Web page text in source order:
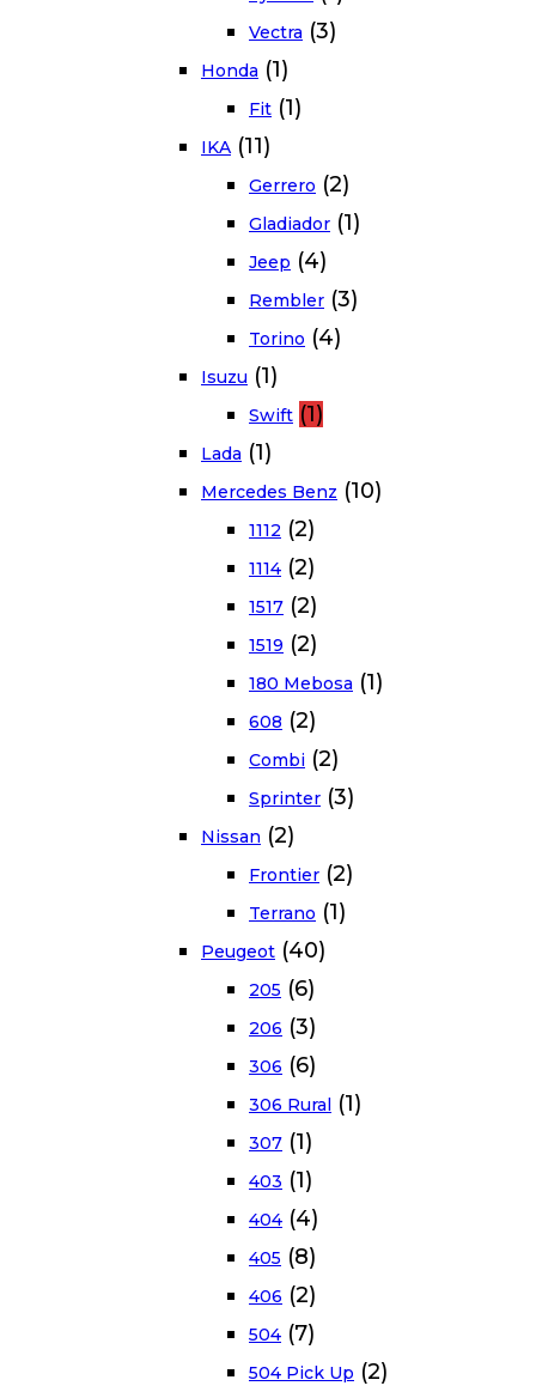
Vectra (3)
Honda (1)
Fit (1)
IKA (11)
Gerrero (2)
Gladiador (1)
Jeep (4)
Rembler (3)
Torino (4)
Isuzu (1)
Swift (1)
Lada (1)
Mercedes Benz (10)
1112 (2)
1114 (2)
1517 (2)
1519 (2)
180 Mebosa (1)
608 (2)
Combi (2)
Sprinter (3)
Nissan (2)
Frontier (2)
Terrano (1)
Peugeot (40)
205 (6)
206 (3)
306 (6)
306 Rural (1)
307 (1)
403 (1)
404 (4)
405 (8)
406 (2)
504 (7)
504 Pick Up (2)